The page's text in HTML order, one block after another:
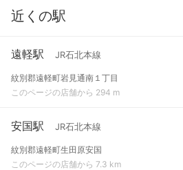
近くの駅
遠軽駅 JR石北本線
紋別郡遠軽町岩見通南１丁目
このページの店舗から 294 m
安国駅 JR石北本線
紋別郡遠軽町生田原安国
このページの店舗から 7.3 km